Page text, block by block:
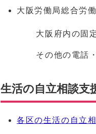
大阪労働局総合労
大阪府内の固定
その他の電話・
生活の自立相談支
各区の生活の自立